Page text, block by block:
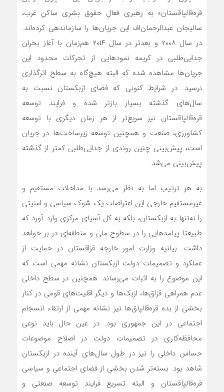
قره‌قالپاقستان» به رهبری فعالِ حقوق بشری ساکنِ غرب،
سالیجان عبدالرحمان‌اف این جریان‌ها را سازماندهی کرده‌اند.
در سال ۲۰۰۸ و بعدتر در سال ۲۰۱۴ هم‌زمان با آغاز بحران
جدایی‌طلبی در کریمه نمودهایی از تحرکات محدود این
جریان‌ها مشاهده شده که البته هیچ‌گاه به سطح اثرگذاری
نرسید. در شرایط کنونی که فضای ازبکستان نسبت به
سال‌های گذشته بسیار بازتر شده و فرایند توسعه
قره‌قالپاقستان نیز سریع‌تر از هر زمان دیگری با توسعه
کشاورزی، صنعت و همچنین توسعه زیرساخت‌ها در جریان
است، پیش‌بینی چنین روندی از جدایی‌طلبی کمتر از گذشته
پیش‌بینی می‌شد.
به هر ترتیب اما به نظر می‌رسد با مداخلات مستقیم و
غیرمستقیم خارجی این اعتراضات یک شوک سیاسی و امنیتی
را نه‌تنها به ازبکستان، بلکه به کل آسیای مرکزی وارد آورد که
طبیعتا پیامدهایی را در سطوح ملی و منطقه‌ای در بر خواهد
داشت. بیانیه وزارت امور خارجه قزاقستان در حمایت از
عملکرد و تصمیمات دولت ازبکستان نشانه‌ مهمی است که
این موضوع را به اثبات می‌رساند. همچنین در سطح داخلی
عدم همراهی قزاق‌ها، ازبک‌ها و دیگر اقلیت‌های قومی در کنار
بخشی از بده قره‌قالپاق‌ها نیز نشانه مهمی از ارتقاء انسجام
اجتماعی در این جمهوری بود. در عین حال باید نوعی
محافظه‌کاری در تصمیمات دولت در اصلاح موضوعات
حساس داخلی را نیز در طول سال‌های آینده در ازبکستان
شاهد بود. بسته‌تر شدن بخشی از فضای اجتماعی و سیاسی
قره‌قالپاقستان و البته تسریع فرایند توسعه صنعتی و